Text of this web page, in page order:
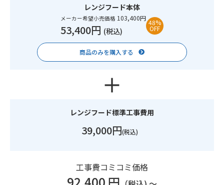
レンジフード本体
メーカー希望小売価格 103,400円
53,400円 (税込)
48%
OFF
商品のみを購入する
レンジフード標準工事費用
39,000円(税込)
工事費コミコミ価格